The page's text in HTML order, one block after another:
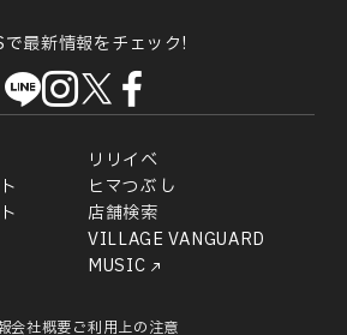
で最新情報をチェック!
リリイベ
ヒマつぶし
店舗検索
VILLAGE VANGUARD
MUSIC
会社概要ご利用上の注意